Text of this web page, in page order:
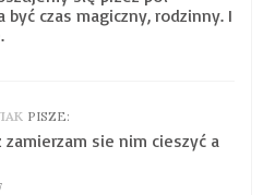
być czas magiczny, rodzinny. I
PISZE:
zamierzam sie nim cieszyć a